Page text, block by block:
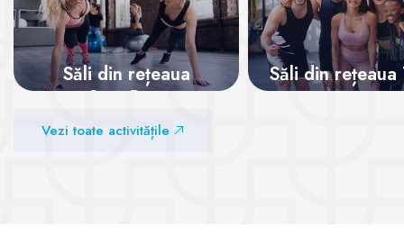
Săli din rețeaua
SanoPass
Săli din rețeaua
Vezi toate activitățile